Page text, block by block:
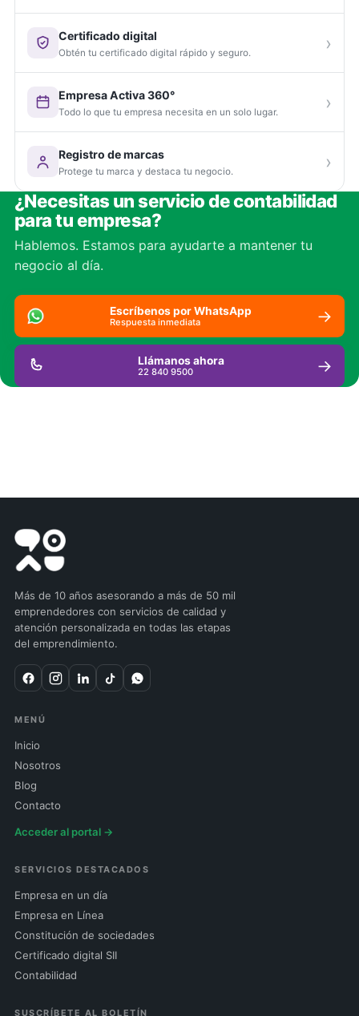
Certificado digital
Obtén tu certificado digital rápido y seguro. ›
Empresa Activa 360°
Todo lo que tu empresa necesita en un solo lugar. ›
Registro de marcas
Protege tu marca y destaca tu negocio.
›
¿Necesitas un servicio de contabilidad
para tu empresa?
Hablemos. Estamos para ayudarte a mantener tu
negocio al día.
Escríbenos por WhatsApp
Respuesta inmediata →
Llámanos ahora
22 840 9500 →
Más de 10 años asesorando a más de 50 mil
emprendedores con servicios de calidad y
atención personalizada en todas las etapas
del emprendimiento.
MENÚ
Inicio
Nosotros
Blog
Contacto
Acceder al portal →
SERVICIOS DESTACADOS
Empresa en un día
Empresa en Línea
Constitución de sociedades
Certificado digital SII
Contabilidad
SUSCRÍBETE AL BOLETÍN